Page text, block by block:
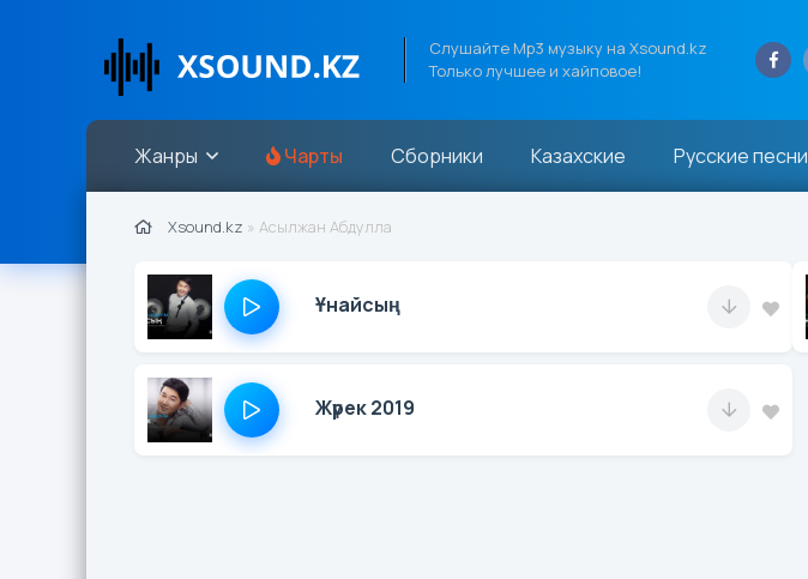
Слушайте Mp3 музыку на Xsound.kz
Только лучшее и хайповое!
Жанры Чарты Сборники Казахские Русские песни
Xsound.kz » Асылжан Абдулла
Ұнайсың
Жүрек 2019